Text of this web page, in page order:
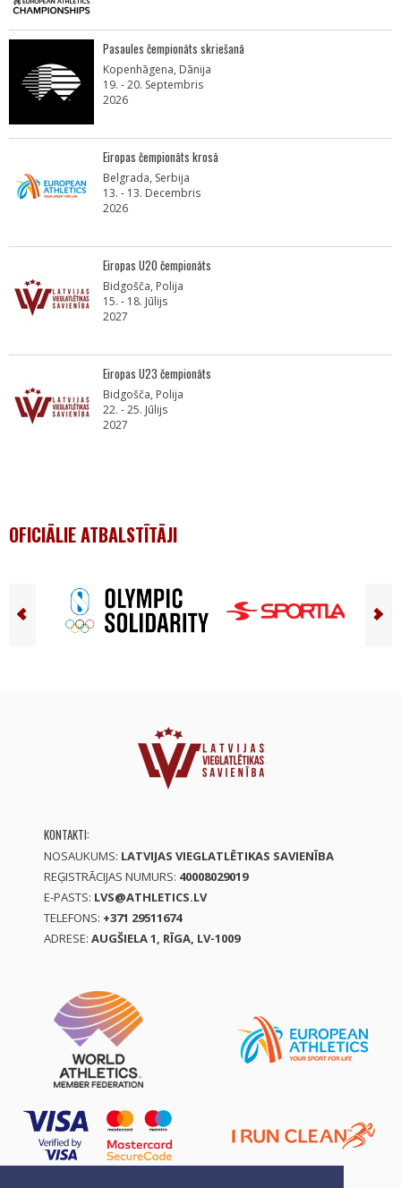
Pasaules čempionāts skriešanā
Kopenhāgena, Dānija
19. - 20. Septembris
2026
Eiropas čempionāts krosā
Belgrada, Serbija
13. - 13. Decembris
2026
Eiropas U20 čempionāts
Bidgošča, Polija
15. - 18. Jūlijs
2027
Eiropas U23 čempionāts
Bidgošča, Polija
22. - 25. Jūlijs
2027
OFICIĀLIE ATBALSTĪTĀJI
KONTAKTI:
NOSAUKUMS: LATVIJAS VIEGLATLĒTIKAS SAVIENĪBA
REĢISTRĀCIJAS NUMURS: 40008029019
E-PASTS: LVS@ATHLETICS.LV
TELEFONS: +371 29511674
ADRESE: AUGŠIELA 1, RĪGA, LV-1009